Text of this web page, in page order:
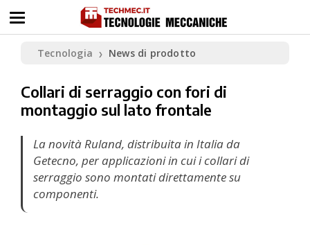
Tecnologia ❯ News di prodotto
Collari di serraggio con fori di
montaggio sul lato frontale
La novità Ruland, distribuita in Italia da
Getecno, per applicazioni in cui i collari di
serraggio sono montati direttamente su
componenti.